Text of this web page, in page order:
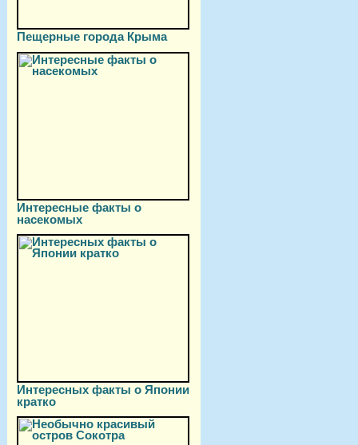
Пещерные города Крыма
Интересные факты о
насекомых
Интересных факты о Японии
кратко